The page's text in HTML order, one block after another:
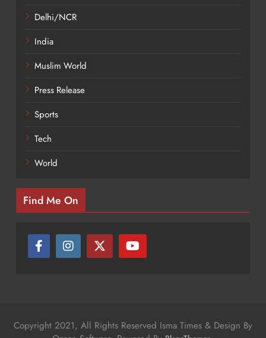
Delhi/NCR
India
Muslim World
Press Release
Sports
Tech
World
Find Me On
Copyright 2021, All Rights Reserved Isma Times & Design By